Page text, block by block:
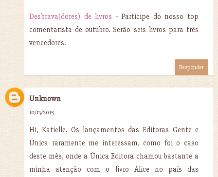
Desbrava(dores) de livros - Participe do nosso top
comentarista de outubro. Serão seis livros para três
vencedores.
Responder
Unknown
10/13/2015
Hi, Katielle. Os lançamentos das Editoras Gente e
Única raramente me interessam, como foi o caso
deste mês, onde a Única Editora chamou bastante a
minha atenção com o livro Alice no país das